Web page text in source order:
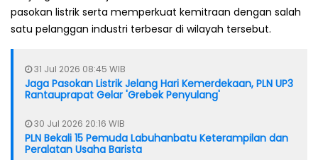
pasokan listrik serta memperkuat kemitraan dengan salah
satu pelanggan industri terbesar di wilayah tersebut.
31 Jul 2026 08:45 WIB
Jaga Pasokan Listrik Jelang Hari Kemerdekaan, PLN UP3
Rantauprapat Gelar 'Grebek Penyulang'
30 Jul 2026 20:16 WIB
PLN Bekali 15 Pemuda Labuhanbatu Keterampilan dan
Peralatan Usaha Barista